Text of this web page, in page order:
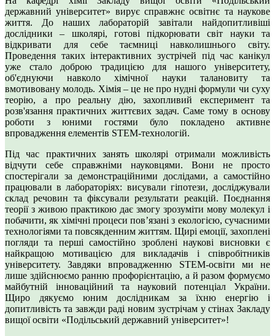
державний університет» вирує справжнє освітнє та наукове
життя. До наших лабораторій завітали найдопитливіші
дослідники – школярі, готові підкорювати світ науки та
відкривати для себе таємниці навколишнього світу.
Проведення таких інтерактивних зустрічей під час канікул
уже стало доброю традицією для нашого університету,
об'єднуючи навколо хімічної науки талановиту та
вмотивовану молодь. Хімія – це не про нудні формули чи суху
теорію, а про реальну дію, захопливий експеримент та
розв'язання практичних життєвих задач. Саме тому в основу
роботи з юними гостями було покладено активне
впровадження елементів STEM-технологій.
Під час практичних занять школярі отримали можливість
відчути себе справжніми науковцями. Вони не просто
спостерігали за демонстраційними дослідами, а самостійно
працювали в лабораторіях: висували гіпотези, досліджували
склад речовин та фіксували результати реакцій. Поєднання
теорії з живою практикою дає змогу зрозуміти мову молекул і
побачити, як хімічні процеси пов’язані з екологією, сучасними
технологіями та повсякденним життям. Щирі емоції, захоплені
погляди та перші самостійно зроблені наукові висновки є
найкращою мотивацією для викладачів і співробітників
університету. Завдяки впровадженню STEM-освіти ми не
лише здійснюємо ранню профорієнтацію, а й разом формуємо
майбутній інноваційний та науковий потенціал України.
Щиро дякуємо юним дослідникам за їхню енергію і
допитливість та завжди раді новим зустрічам у стінах Закладу
вищої освіти «Подільський державний університет»!